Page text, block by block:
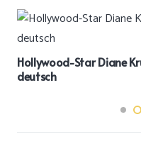
Hollywood-Star Diane
deutsch